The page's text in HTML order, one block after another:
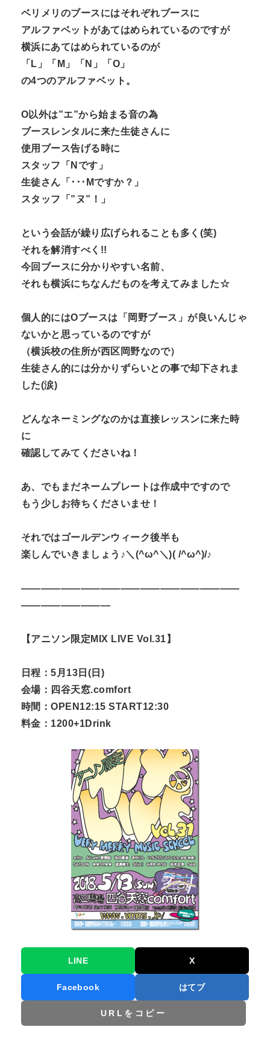
ベリメリのブースにはそれぞれブースに
アルファベットがあてはめられているのですが
横浜にあてはめられているのが
「L」「M」「N」「O」
の4つのアルファベット。
O以外は”エ”から始まる音の為
ブースレンタルに来た生徒さんに
使用ブース告げる時に
スタッフ「Nです」
生徒さん「･･･Mですか？」
スタッフ「”ヌ”！」
という会話が繰り広げられることも多く(笑)
それを解消すべく!!
今回ブースに分かりやすい名前、
それも横浜にちなんだものを考えてみました☆
個人的にはOブースは「岡野ブース」が良いんじゃ
ないかと思っているのですが
（横浜校の住所が西区岡野なので）
生徒さん的には分かりずらいとの事で却下されま
した(涙)
どんなネーミングなのかは直接レッスンに来た時
に
確認してみてくださいね！
あ、でもまだネームプレートは作成中ですので
もう少しお待ちくださいませ！
それではゴールデンウィーク後半も
楽しんでいきましょう♪＼(^ω^＼)( /^ω^)/♪
——————————————————————
—————————
【アニソン限定MIX LIVE Vol.31】
日程：5月13日(日)
会場：四谷天窓.comfort
時間：OPEN12:15 START12:30
料金：1200+1Drink
LINE X
Facebook はてブ
URLをコピー